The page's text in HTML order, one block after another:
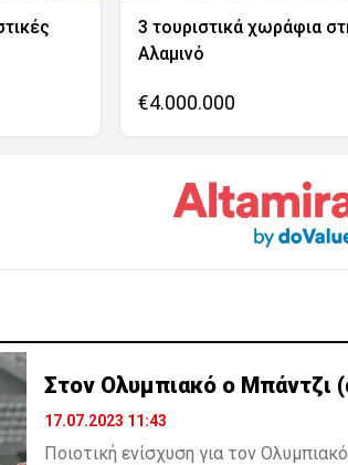
3 τουριστικά χωράφια
Αλαμινό
€4.000.000
Στον Ολυμπιακό ο Μπάντζι
17.07.2023 11:43
Ποιοτική ενίσχυση για τον